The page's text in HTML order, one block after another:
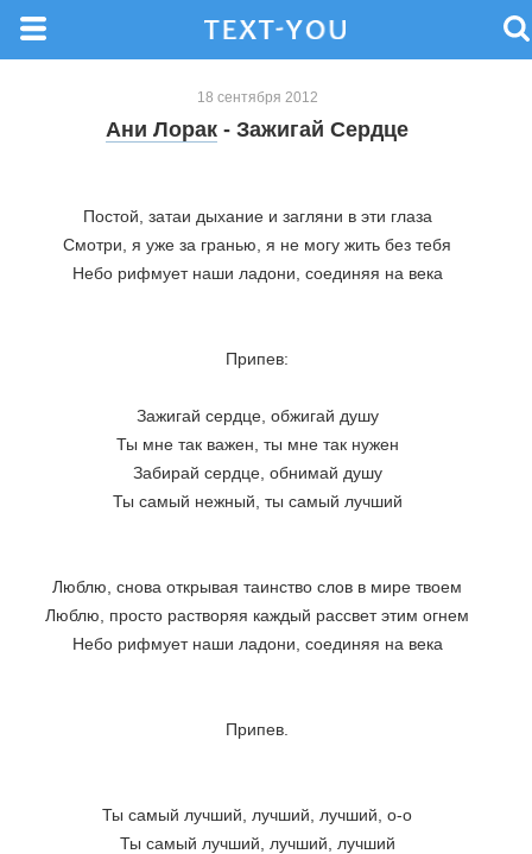
18 сентября 2012
Ани Лорак - Зажигай Сердце
Постой, затаи дыхание и загляни в эти глаза
Смотри, я уже за гранью, я не могу жить без тебя
Небо рифмует наши ладони, соединяя на века
Припев:
Зажигай сердце, обжигай душу
Ты мне так важен, ты мне так нужен
Забирай сердце, обнимай душу
Ты самый нежный, ты самый лучший
Люблю, снова открывая таинство слов в мире твоем
Люблю, просто растворяя каждый рассвет этим огнем
Небо рифмует наши ладони, соединяя на века
Припев.
Ты самый лучший, лучший, лучший, о-о
Ты самый лучший, лучший, лучший